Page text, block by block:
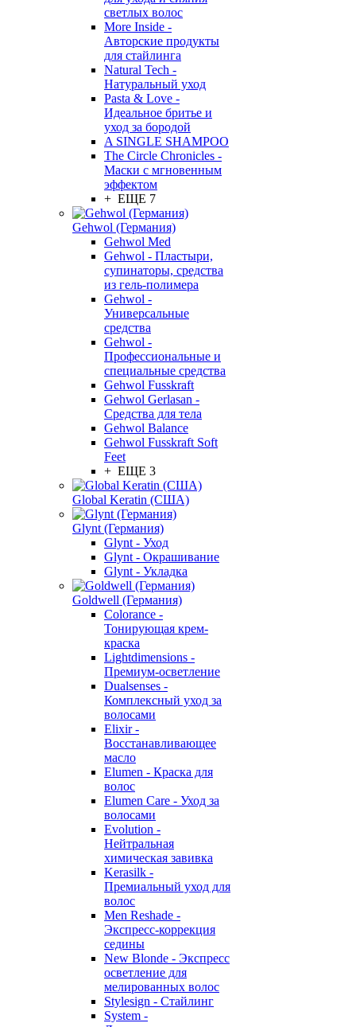
светлых волос
More Inside -
Авторские продукты
для стайлинга
Natural Tech -
Натуральный уход
Pasta & Love -
Идеальное бритье и
уход за бородой
A SINGLE SHAMPOO
The Circle Chronicles -
Маски с мгновенным
эффектом
+ ЕЩЕ 7
Gehwol (Германия)
Gehwol Med
Gehwol - Пластыри,
супинаторы, средства
из гель-полимера
Gehwol -
Универсальные
средства
Gehwol -
Профессиональные и
специальные средства
Gehwol Fusskraft
Gehwol Gerlasan -
Средства для тела
Gehwol Balance
Gehwol Fusskraft Soft
Feet
+ ЕЩЕ 3
Global Keratin (США)
Glynt (Германия)
Glynt - Уход
Glynt - Окрашивание
Glynt - Укладка
Goldwell (Германия)
Colorance -
Тонирующая крем-
краска
Lightdimensions -
Премиум-осветление
Dualsenses -
Комплексный уход за
волосами
Elixir -
Восстанавливающее
масло
Elumen - Краска для
волос
Elumen Care - Уход за
волосами
Evolution -
Нейтральная
химическая завивка
Kerasilk -
Премиальный уход для
волос
Men Reshade -
Экспресс-коррекция
седины
New Blonde - Экспресс
осветление для
мелированных волос
Stylesign - Стайлинг
System -